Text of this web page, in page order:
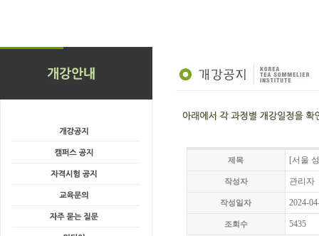
제목 [서울
작성자 관리자
작성일자 2024-
조회수 5435